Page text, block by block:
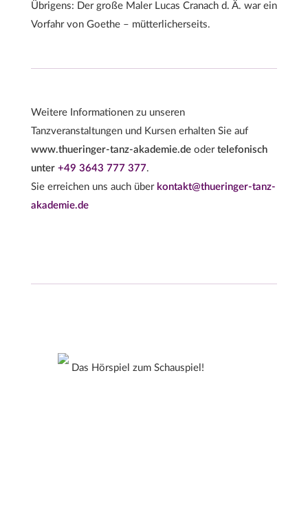
Übrigens: Der große Maler Lucas Cranach d. Ä. war ein
Vorfahr von Goethe – mütterlicherseits.
Weitere Informationen zu unseren
Tanzveranstaltungen und Kursen erhalten Sie auf
www.thueringer-tanz-akademie.deoder telefonisch
unter +49 3643 777 377.
Sie erreichen uns auch über kontakt@thueringer-tanz-
akademie.de
Das Hörspiel zum Schauspiel!